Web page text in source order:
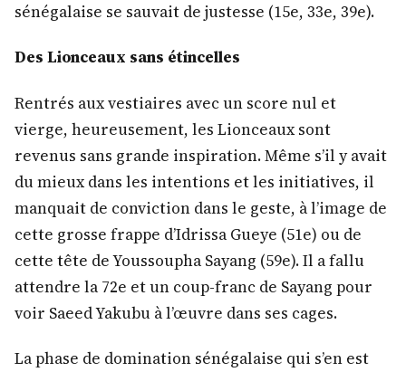
sénégalaise se sauvait de justesse (15e, 33e, 39e).
Des Lionceaux sans étincelles
Rentrés aux vestiaires avec un score nul et
vierge, heureusement, les Lionceaux sont
revenus sans grande inspiration. Même s’il y avait
du mieux dans les intentions et les initiatives, il
manquait de conviction dans le geste, à l’image de
cette grosse frappe d’Idrissa Gueye (51e) ou de
cette tête de Youssoupha Sayang (59e). Il a fallu
attendre la 72e et un coup-franc de Sayang pour
voir Saeed Yakubu à l’œuvre dans ses cages.
La phase de domination sénégalaise qui s’en est